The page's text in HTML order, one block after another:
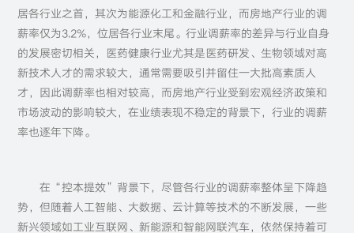
居各行业之首，其次为能源化工和金融行业，而房地产行业的调
薪率仅为3.2%，位居各行业末尾。行业调薪率的差异与行业自身
的发展密切相关，医药健康行业尤其是医药研发、生物领域对高
新技术人才的需求较大，通常需要吸引并留住一大批高素质人
才，因此调薪率也相对较高，而房地产行业受到宏观经济政策和
市场波动的影响较大，在业绩表现不稳定的背景下，行业的调薪
率也逐年下降。
在“控本提效”背景下，尽管各行业的调薪率整体呈下降趋
势，但随着人工智能、大数据、云计算等技术的不断发展，一些
新兴领域如工业互联网、新能源和智能网联汽车，依然保持着可